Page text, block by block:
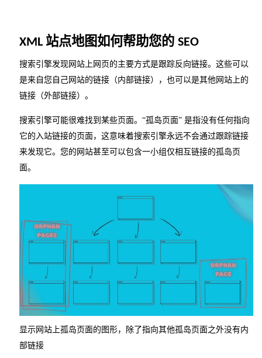
XML 站点地图如何帮助您的 SEO
搜索引擎发现网站上网页的主要方式是跟踪反向链接。这些可以
是来自您自己网站的链接（内部链接），也可以是其他网站上的
链接（外部链接）。
搜索引擎可能很难找到某些页面。 “孤岛页面” 是指没有任何指向
它的入站链接的页面，这意味着搜索引擎永远不会通过跟踪链接
来发现它。您的网站甚至可以包含一小组仅相互链接的孤岛页
面。
显示网站上孤岛页面的图形，除了指向其他孤岛页面之外没有内
部链接